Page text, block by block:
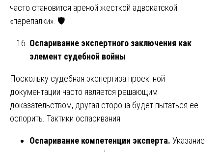
часто становится ареной жесткой адвокатской
«перепалки». 🛡️
Оспаривание экспертного заключения как
элемент судебной войны
Поскольку судебная экспертиза проектной
документации часто является решающим
доказательством, другая сторона будет пытаться ее
оспорить. Тактики оспаривания:
Оспаривание компетенции эксперта. Указание